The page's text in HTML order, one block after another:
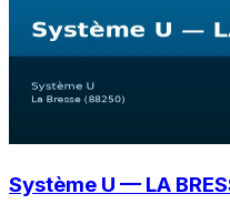
Système U — LA